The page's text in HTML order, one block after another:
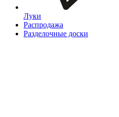
Луки
Распродажа
Разделочные доски